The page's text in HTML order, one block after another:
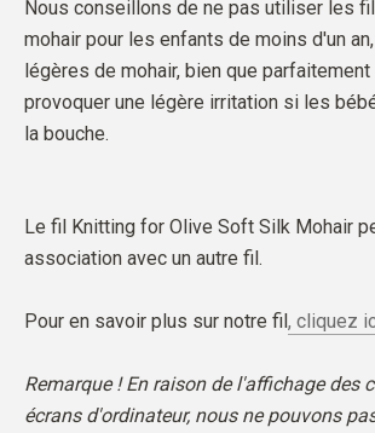
Nous conseillons de ne pas utiliser les
mohair pour les enfants de moins d'un
légères de mohair, bien que
provoquer une légère irritation si les
la bouche.
Le fil Knitting for Olive Soft Silk Mohair
association avec un autre fil.
Pour en savoir plus sur notre fil , cliquez
Remarque ! En raison de l'affichage des
écrans d'ordinateur, nous ne pouvons